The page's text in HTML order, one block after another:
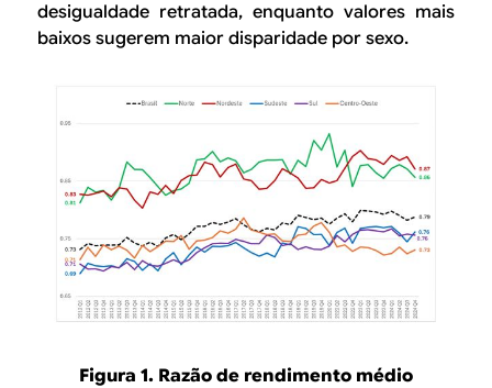
desigualdade retratada, enquanto valores mais
baixos sugerem maior disparidade por sexo.
Figura 1. Razão de rendimento médio